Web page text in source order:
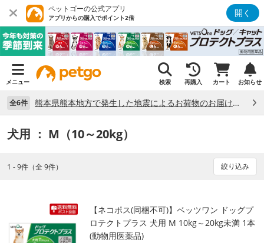
ペットゴーの公式アプリ
アプリからの購入でポイント2倍 開く
メニュー 検索 再購入 カート お知らせ
全6件 熊本県熊本地方で発生した地震によるお荷物のお届け状況について （7/28）
犬用 ： M（10～20kg）
1 - 9件（全 9件） 絞り込み
【ネコポス(同梱不可)】ベッツワン ドッグプ
ロテクトプラス 犬用 M 10kg～20kg未満 1本
(動物用医薬品)